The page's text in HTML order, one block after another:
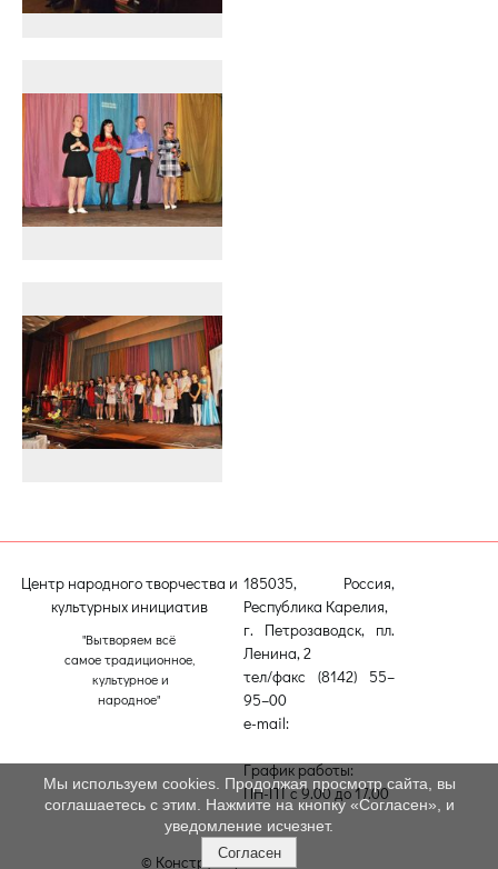
Центр народного творчества и
культурных инициатив
"Вытворяем всё
самое традиционное,
культурное и
народное"
185035, Россия,
Республика Карелия,
г. Петрозаводск, пл.
Ленина, 2
тел/факс (8142) 55–
95–00
e-mail:
График работы:
ПН-ПТ с 9.00 до 17.00
© Конструктор сайтов
Мы используем cookies. Продолжая просмотр сайта, вы
соглашаетесь с этим. Нажмите на кнопку «Согласен», и
уведомление исчезнет.
Согласен